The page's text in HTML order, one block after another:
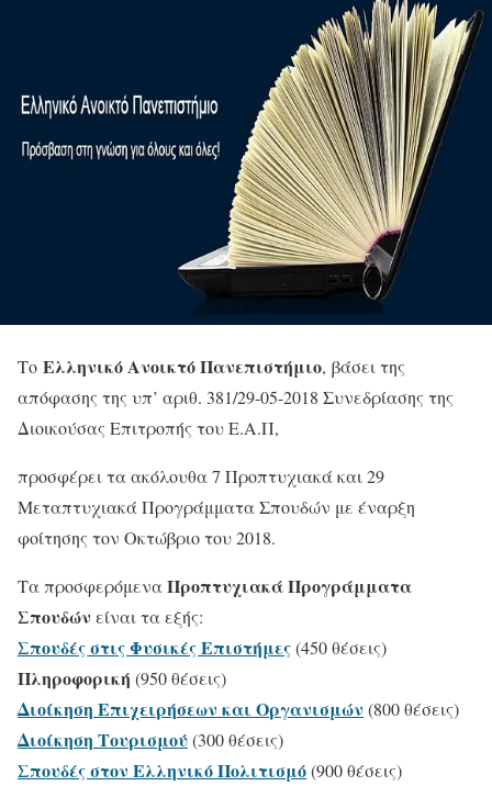
Το Ελληνικό Ανοικτό Πανεπιστήμιο, βάσει της
απόφασης της υπ’ αριθ. 381/29-05-2018 Συνεδρίασης της
Διοικούσας Επιτροπής του Ε.Α.Π,
προσφέρει τα ακόλουθα 7 Προπτυχιακά και 29
Μεταπτυχιακά Προγράμματα Σπουδών με έναρξη
φοίτησης τον Οκτώβριο του 2018.
Τα προσφερόμεναΠροπτυχιακά Προγράμματα
Σπουδών είναι τα εξής:
Σπουδές στις Φυσικές Επιστήμες(450 θέσεις)
Πληροφορική (950 θέσεις)
Διοίκηση Επιχειρήσεων και Οργανισμών(800 θέσεις)
Διοίκηση Τουρισμού(300 θέσεις)
Σπουδές στον Ελληνικό Πολιτισμό(900 θέσεις)